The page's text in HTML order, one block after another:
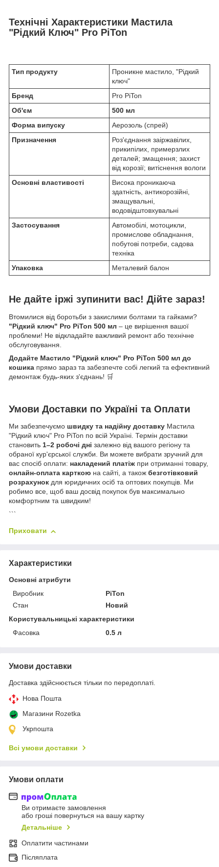
Технічні Характеристики Мастила
"Рідкий Ключ" Pro PiTon
Тип продукту
Проникне мастило, "Рідкий
ключ"
Бренд
Pro PiTon
Об'єм
500 мл
Форма випуску
Аерозоль (спрей)
Призначення
Роз'єднання заіржавілих,
прикипілих, примерзлих
деталей; змащення; захист
від корозії; витіснення вологи
Основні властивості
Висока проникаюча
здатність, антикорозійні,
змащувальні,
водовідштовхувальні
Застосування
Автомобілі, мотоцикли,
промислове обладнання,
побутові потреби, садова
техніка
Упаковка
Металевий балон
Не дайте іржі зупинити вас! Дійте зараз!
Втомилися від боротьби з закислими болтами та гайками?
"Рідкий ключ" Pro PiTon 500 мл – це вирішення вашої
проблеми! Не відкладайте важливий ремонт або технічне
обслуговування.
Додайте Мастило "Рідкий ключ" Pro PiTon 500 мл до
кошика прямо зараз та забезпечте собі легкий та ефективний
демонтаж будь-яких з'єднань! 🛒
Умови Доставки по Україні та Оплати
Ми забезпечуємо швидку та надійну доставку Мастила
"Рідкий ключ" Pro PiTon по всій Україні. Термін доставки
становить 1–2 робочі дні залежно від вашого регіону та
обраної кур'єрської служби. Ви можете вибрати зручний для
вас спосіб оплати: накладений платіж при отриманні товару,
онлайн-оплата карткою на сайті, а також безготівковий
розрахунок для юридичних осіб та оптових покупців. Ми
робимо все, щоб ваш досвід покупок був максимально
комфортним та швидким!
```
Приховати
Характеристики
Основні атрибути
Виробник
PiTon
Стан
Новий
Користувальницькі характеристики
Фасовка
0.5 л
Умови доставки
Доставка здійснюється тільки по передоплаті.
Нова Пошта
Магазини Rozetka
Укрпошта
Всі умови доставки
Умови оплати
Ви отримаєте замовлення
або гроші повернуться на вашу картку
Детальніше
Оплатити частинами
Післяплата